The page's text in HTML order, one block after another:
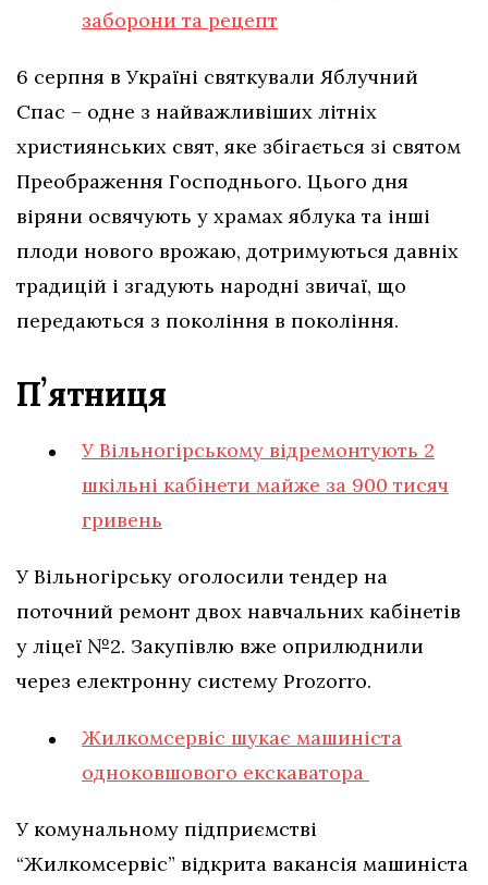
заборони та рецепт
6 серпня в Україні святкували Яблучний
Спас – одне з найважливіших літніх
християнських свят, яке збігається зі святом
Преображення Господнього. Цього дня
віряни освячують у храмах яблука та інші
плоди нового врожаю, дотримуються давніх
традицій і згадують народні звичаї, що
передаються з покоління в покоління.
Пʼятниця
У Вільногірському відремонтують 2
шкільні кабінети майже за 900 тисяч
гривень
У Вільногірську оголосили тендер на
поточний ремонт двох навчальних кабінетів
у ліцеї №2. Закупівлю вже оприлюднили
через електронну систему Prozorro.
Жилкомсервіс шукає машиніста
одноковшового екскаватора
У комунальному підприємстві
“Жилкомсервіс” відкрита вакансія машиніста